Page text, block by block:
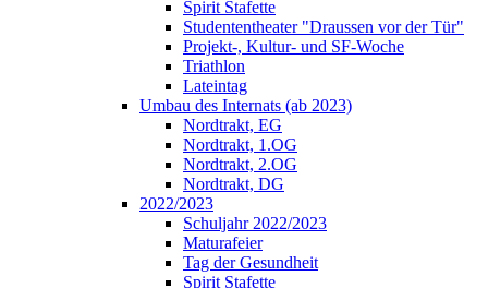
Spirit Stafette
Studententheater "Draussen vor der Tür"
Projekt-, Kultur- und SF-Woche
Triathlon
Lateintag
Umbau des Internats (ab 2023)
Nordtrakt, EG
Nordtrakt, 1.OG
Nordtrakt, 2.OG
Nordtrakt, DG
2022/2023
Schuljahr 2022/2023
Maturafeier
Tag der Gesundheit
Spirit Stafette